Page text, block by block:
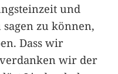
und
sagen zu können,
Dass wir
wir der